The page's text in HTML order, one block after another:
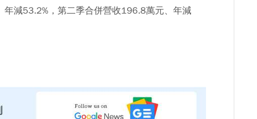
減53.2%，第二季合併營收196.8萬元、年減